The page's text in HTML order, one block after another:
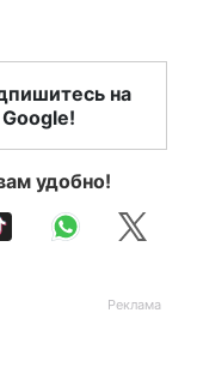
на
удобно!